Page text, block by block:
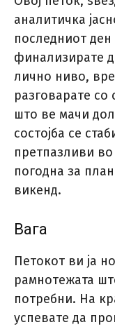
аналитичка
последниот ден
финализирате
лично ниво,
разговарате со
што ве мачи
состојба се
претпазливи
погодна за
викенд.
Вага
Петокот ви ја
рамнотежата
потребни. На
успевате да